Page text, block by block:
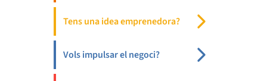
Tens una idea emprenedora?
Vols impulsar el negoci?